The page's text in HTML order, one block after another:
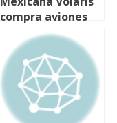
compra aviones
Airbus 4,400 mln
dlr